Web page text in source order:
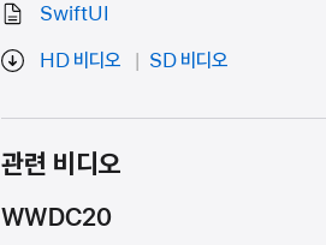
SwiftUI
HD 비디오
SD 비디오
관련 비디오
WWDC20